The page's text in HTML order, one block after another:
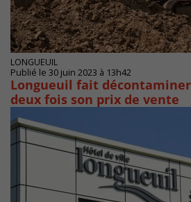
LONGUEUIL
Publié le 30 juin 2023 à 13h42
Longueuil fait
deux fois son prix de vente